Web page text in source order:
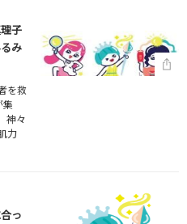
子
み
を救
集
神々
力
っ